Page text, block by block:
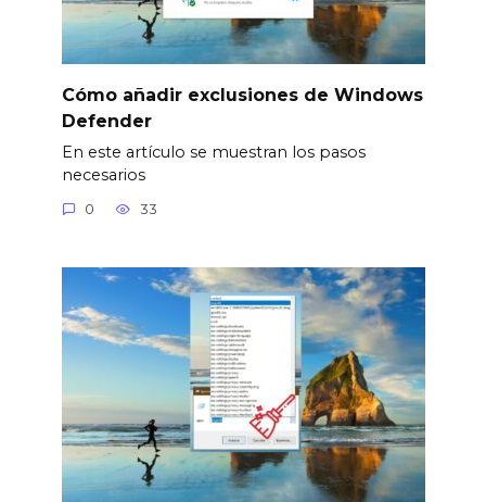
Cómo añadir exclusiones de Windows
Defender
En este artículo se muestran los pasos
necesarios
0 33